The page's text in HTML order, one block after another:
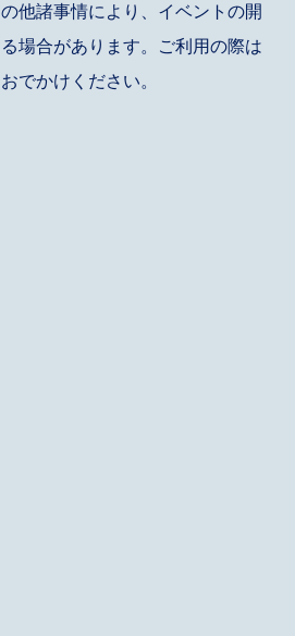
他諸事情により、イベントの開
場合があります。ご利用の際は
でかけください。